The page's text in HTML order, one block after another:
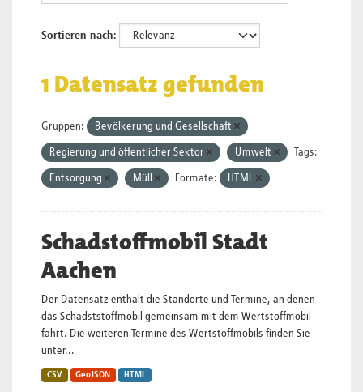
Sortieren nach
1 Datensatz gefunden
Gruppen: Bevölkerung und Gesellschaft
Regierung und öffentlicher Sektor Umwelt Tags:
Entsorgung Müll Formate: HTML
Schadstoffmobil Stadt
Aachen
Der Datensatz enthält die Standorte und Termine, an denen
das Schadststoffmobil gemeinsam mit dem Wertstoffmobil
fährt. Die weiteren Termine des Wertstoffmobils finden Sie
unter...
CSV GeoJSON HTML